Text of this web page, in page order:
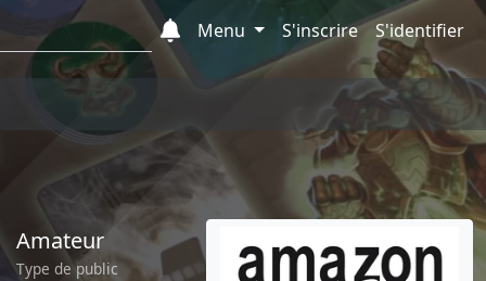
Menu
S'inscrire S'identifier
Amateur
Type de public